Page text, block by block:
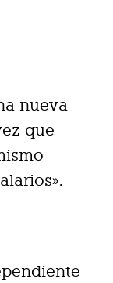
nueva
que